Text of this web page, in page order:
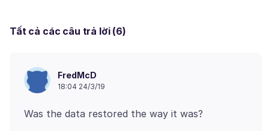
Tất cả các câu trả lời (6)
FredMcD
18:04 24/3/19